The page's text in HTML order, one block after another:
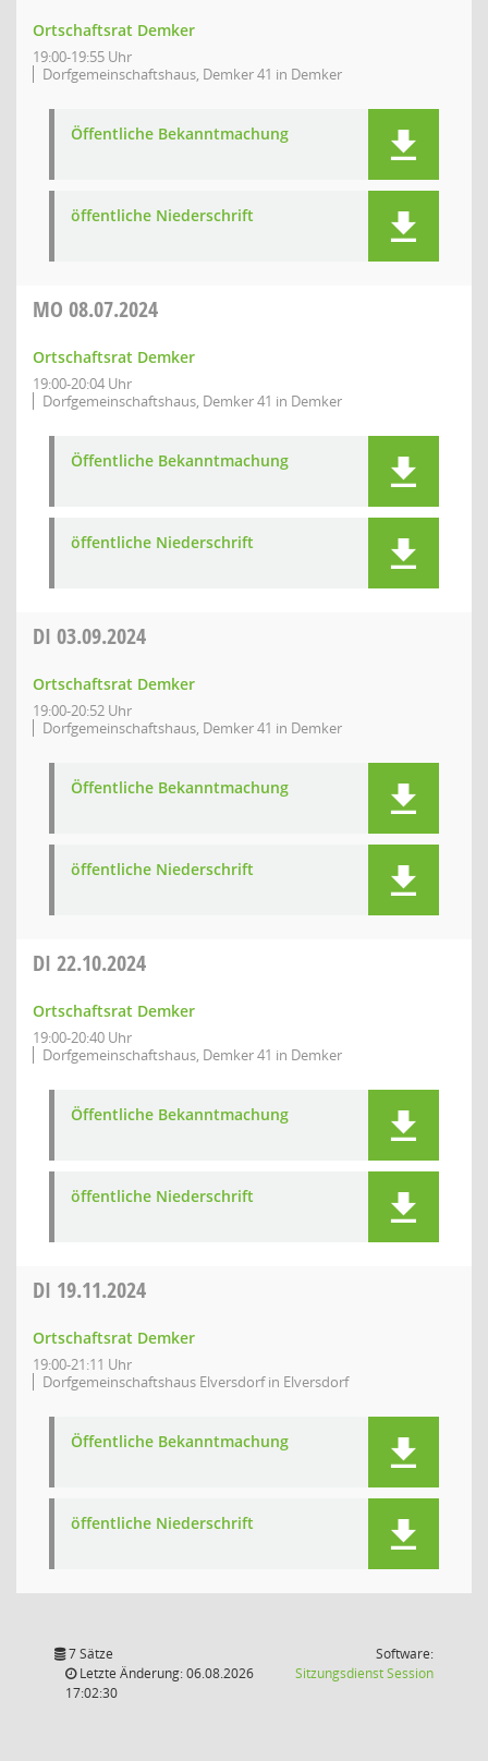
Ortschaftsrat Demker
19:00-19:55 Uhr
Dorfgemeinschaftshaus, Demker 41 in Demker
Öffentliche Bekanntmachung
öffentliche Niederschrift
MO 08.07.2024
Ortschaftsrat Demker
19:00-20:04 Uhr
Dorfgemeinschaftshaus, Demker 41 in Demker
Öffentliche Bekanntmachung
öffentliche Niederschrift
DI 03.09.2024
Ortschaftsrat Demker
19:00-20:52 Uhr
Dorfgemeinschaftshaus, Demker 41 in Demker
Öffentliche Bekanntmachung
öffentliche Niederschrift
DI 22.10.2024
Ortschaftsrat Demker
19:00-20:40 Uhr
Dorfgemeinschaftshaus, Demker 41 in Demker
Öffentliche Bekanntmachung
öffentliche Niederschrift
DI 19.11.2024
Ortschaftsrat Demker
19:00-21:11 Uhr
Dorfgemeinschaftshaus Elversdorf in Elversdorf
Öffentliche Bekanntmachung
öffentliche Niederschrift
7 Sätze
Letzte Änderung: 06.08.2026
17:02:30
Software:
SitzungsdienstSession(Wird in